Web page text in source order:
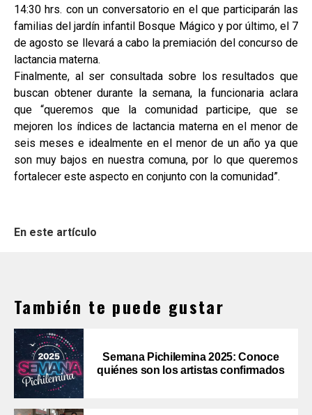
14:30 hrs. con un conversatorio en el que participarán las
familias del jardín infantil Bosque Mágico y por último, el 7
de agosto se llevará a cabo la premiación del concurso de
lactancia materna.
Finalmente, al ser consultada sobre los resultados que
buscan obtener durante la semana, la funcionaria aclara
que “queremos que la comunidad participe, que se
mejoren los índices de lactancia materna en el menor de
seis meses e idealmente en el menor de un año ya que
son muy bajos en nuestra comuna, por lo que queremos
fortalecer este aspecto en conjunto con la comunidad”.
En este artículo
También te puede gustar
Semana Pichilemina 2025: Conoce
quiénes son los artistas confirmados